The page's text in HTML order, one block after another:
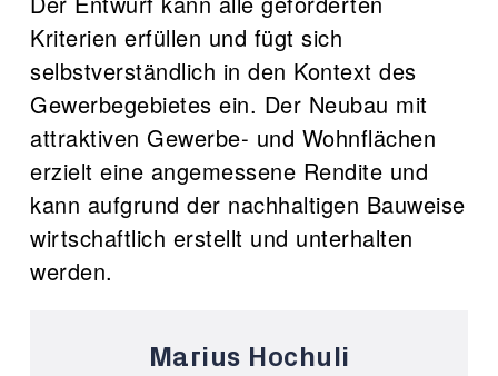
Kriterien erfüllen und fügt sich
selbstverständlich in den Kontext des
Gewerbegebietes ein. Der Neubau mit
attraktiven Gewerbe- und Wohnflächen
erzielt eine angemessene Rendite und
kann aufgrund der nachhaltigen Bauweise
wirtschaftlich erstellt und unterhalten
werden.
Marius Hochuli